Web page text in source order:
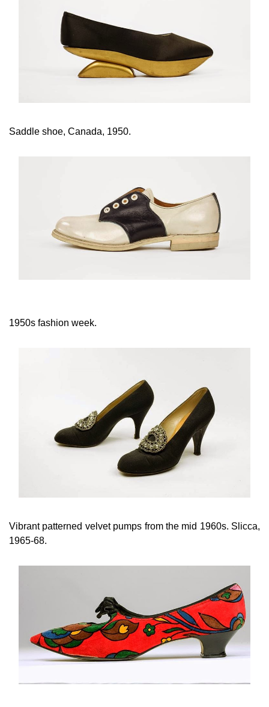
Saddle shoe, Canada, 1950.
1950s fashion week.
Vibrant patterned velvet pumps from the mid 1960s. Slicca,
1965-68.